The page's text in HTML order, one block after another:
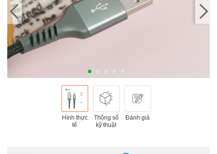
Hình thực
tế
Thông số
kỹ thuật
Đánh giá